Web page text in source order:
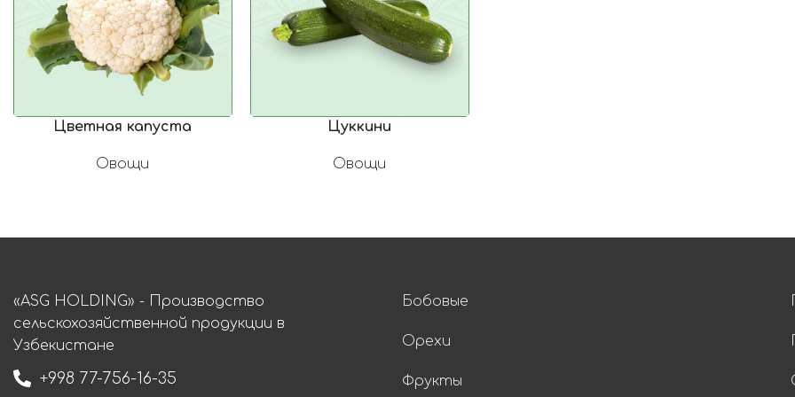
Цветная капуста
Овощи
Цуккини
Овощи
«ASG HOLDING» - Производство
сельскохозяйственной продукции в
Узбекистане
+998 77-756-16-35
Бобовые
Орехи
Фрукты